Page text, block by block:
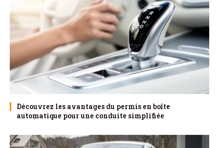
Découvrez les avantages du permis en boîte
automatique pour une conduite simplifiée